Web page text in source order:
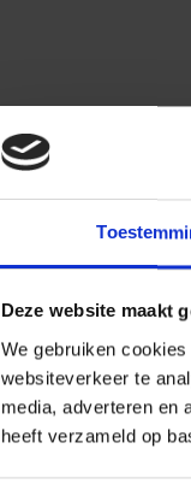
Deze website maakt
We gebruiken
websiteverkeer te
media, adverteren en
heeft verzameld op